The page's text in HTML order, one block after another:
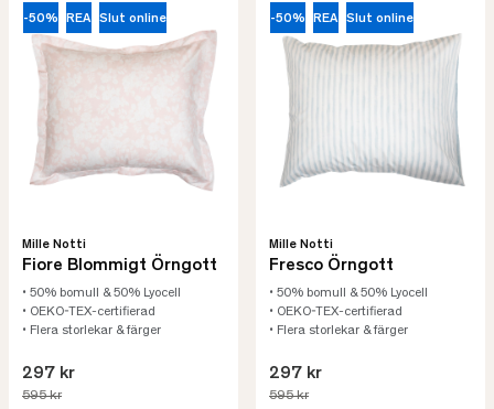
-50% REA Slut online
Mille Notti
Fiore Blommigt Örngott
• 50% bomull & 50% Lyocell
• OEKO-TEX-certifierad
• Flera storlekar & färger
297 kr
595 kr
-50% REA Slut online
Mille Notti
Fresco Örngott
• 50% bomull & 50% Lyocell
• OEKO-TEX-certifierad
• Flera storlekar & färger
297 kr
595 kr